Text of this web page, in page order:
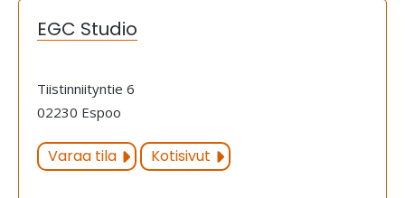
EGC Studio
Tiistinniityntie 6
02230 Espoo
Varaa tila Kotisivut